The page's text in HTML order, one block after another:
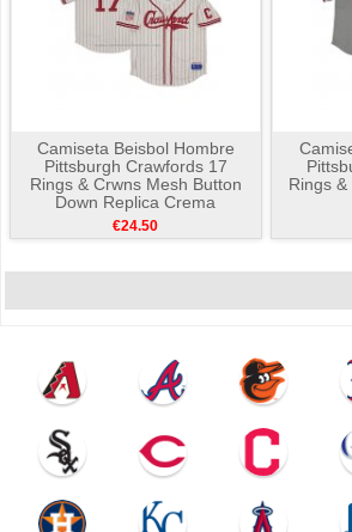
Camiseta Beisbol Hombre
Pittsburgh Crawfords 17
Rings & Crwns Mesh Button
Down Replica Crema
€24.50
Rings